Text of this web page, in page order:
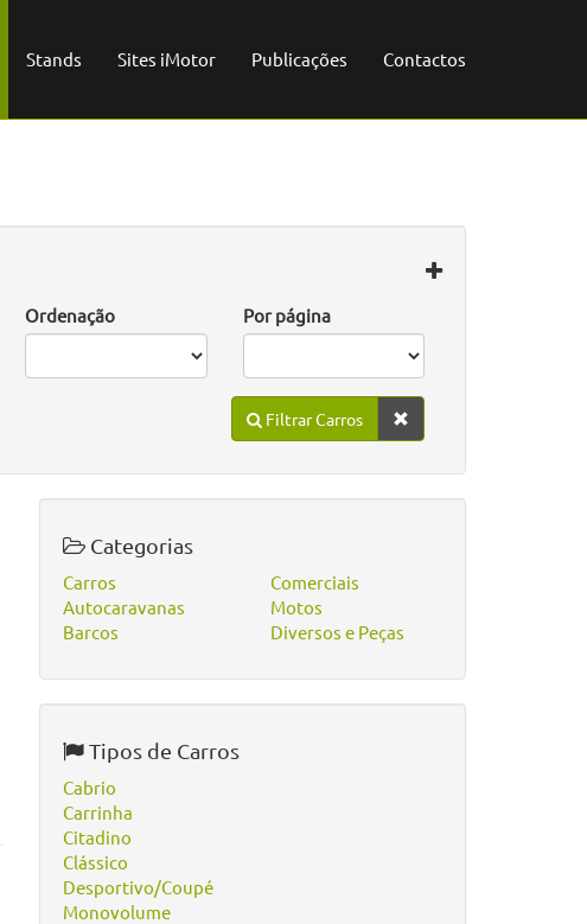
Stands Sites iMotor Publicações Contactos
Ordenação Por página
Filtrar Carros
Categorias
Carros
Autocaravanas
Barcos
Comerciais
Motos
Diversos e Peças
Tipos de Carros
Cabrio
Carrinha
Citadino
Clássico
Desportivo/Coupé
Monovolume